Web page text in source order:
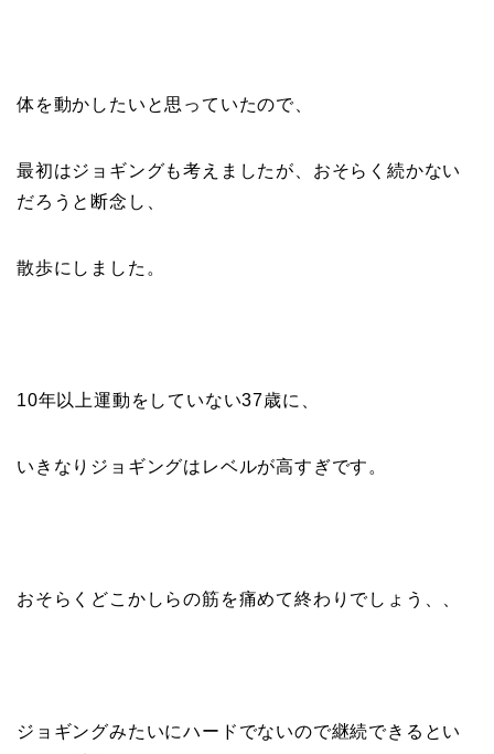
体を動かしたいと思っていたので、
最初はジョギングも考えましたが、おそらく続かない
だろうと断念し、
散歩にしました。
10年以上運動をしていない37歳に、
いきなりジョギングはレベルが高すぎです。
おそらくどこかしらの筋を痛めて終わりでしょう、、
ジョギングみたいにハードでないので継続できるとい